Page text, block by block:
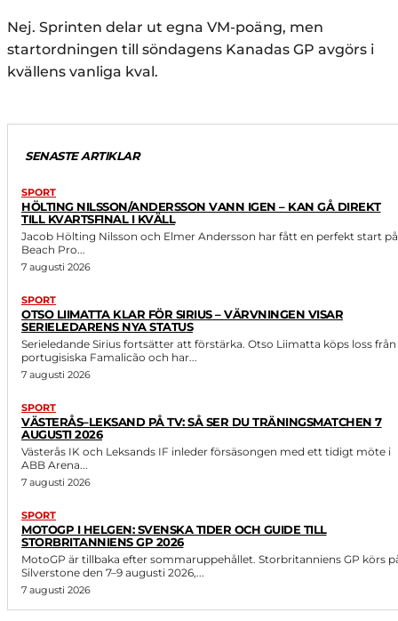
Nej. Sprinten delar ut egna VM-poäng, men
startordningen till söndagens Kanadas GP avgörs i
kvällens vanliga kval.
SENASTE ARTIKLAR
SPORT
HÖLTING NILSSON/ANDERSSON VANN IGEN – KAN GÅ DIREKT
TILL KVARTSFINAL I KVÄLL
Jacob Hölting Nilsson och Elmer Andersson har fått en perfekt start på
Beach Pro...
7 augusti 2026
SPORT
OTSO LIIMATTA KLAR FÖR SIRIUS – VÄRVNINGEN VISAR
SERIELEDARENS NYA STATUS
Serieledande Sirius fortsätter att förstärka. Otso Liimatta köps loss från
portugisiska Famalicão och har...
7 augusti 2026
SPORT
VÄSTERÅS–LEKSAND PÅ TV: SÅ SER DU TRÄNINGSMATCHEN 7
AUGUSTI 2026
Västerås IK och Leksands IF inleder försäsongen med ett tidigt möte i
ABB Arena...
7 augusti 2026
SPORT
MOTOGP I HELGEN: SVENSKA TIDER OCH GUIDE TILL
STORBRITANNIENS GP 2026
MotoGP är tillbaka efter sommaruppehållet. Storbritanniens GP körs
Silverstone den 7–9 augusti 2026,...
7 augusti 2026